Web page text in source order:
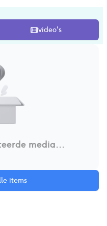
video's
media...
items